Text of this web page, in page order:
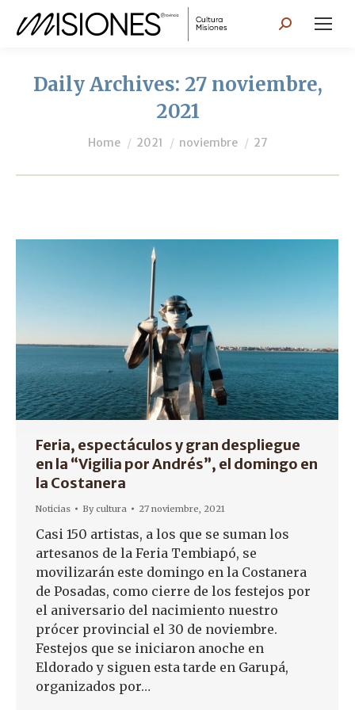
Search:
Daily Archives: 27 noviembre,
2021
You are here:
Home 2021 noviembre 27
Feria, espectáculos y gran despliegue
en la “Vigilia por Andrés”, el domingo en
la Costanera
Noticias Bycultura 27 noviembre, 2021
Casi 150 artistas, a los que se suman los
artesanos de la Feria Tembiapó, se
movilizarán este domingo en la Costanera
de Posadas, como cierre de los festejos por
el aniversario del nacimiento nuestro
prócer provincial el 30 de noviembre.
Festejos que se iniciaron anoche en
Eldorado y siguen esta tarde en Garupá,
organizados por…